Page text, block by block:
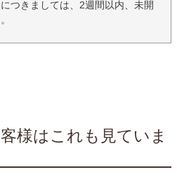
つきましては、2週間以内、未開
様はこれも見ていま